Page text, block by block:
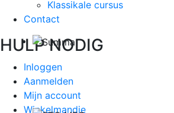
Klassikale cursus
Contact
HULP NODIG
Inloggen
Aanmelden
Mijn account
Winkelmandje